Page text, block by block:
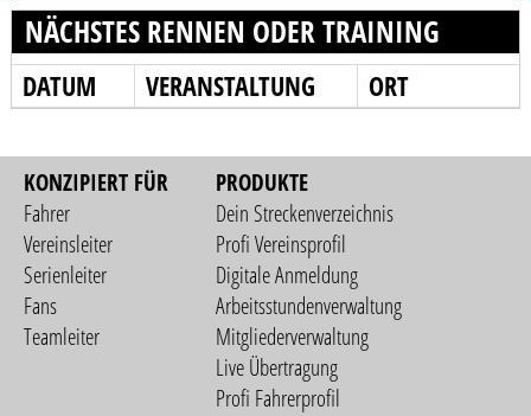
NÄCHSTES RENNEN ODER TRAINING
DATUM VERANSTALTUNG ORT
KONZIPIERT FÜR
Fahrer
Vereinsleiter
Serienleiter
Fans
Teamleiter
PRODUKTE
Dein Streckenverzeichnis
Profi Vereinsprofil
Digitale Anmeldung
Arbeitsstundenverwaltung
Mitgliederverwaltung
Live Übertragung
Profi Fahrerprofil